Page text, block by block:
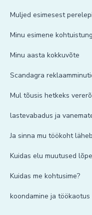
Muljed esimesest
Minu esimene
Minu aasta kokkuvõte
Scandagra
Mul tõusis hetkeks
lastevabadus ja
Ja sinna mu töökoht
Kuidas elu muutused
Kuidas me kohtusime?
koondamine ja töökaotus